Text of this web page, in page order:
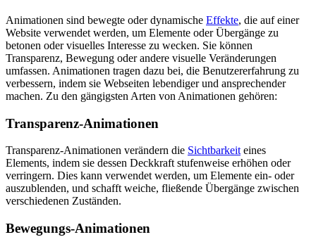
Animationen sind bewegte oder dynamische Effekte, die auf einer
Website verwendet werden, um Elemente oder Übergänge zu
betonen oder visuelles Interesse zu wecken. Sie können
Transparenz, Bewegung oder andere visuelle Veränderungen
umfassen. Animationen tragen dazu bei, die Benutzererfahrung zu
verbessern, indem sie Webseiten lebendiger und ansprechender
machen. Zu den gängigsten Arten von Animationen gehören:
Transparenz-Animationen
Transparenz-Animationen verändern die Sichtbarkeiteines
Elements, indem sie dessen Deckkraft stufenweise erhöhen oder
verringern. Dies kann verwendet werden, um Elemente ein- oder
auszublenden, und schafft weiche, fließende Übergänge zwischen
verschiedenen Zuständen.
Bewegungs-Animationen